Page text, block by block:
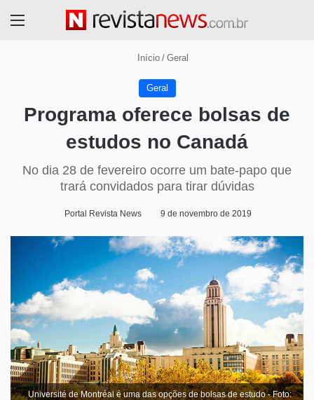
Início / Geral
Geral
Programa oferece bolsas de
estudos no Canadá
No dia 28 de fevereiro ocorre um bate-papo que
trará convidados para tirar dúvidas
Portal Revista News 9 de novembro de 2019
Université de Montréal é uma das opções de bolsas de estudo - Foto: